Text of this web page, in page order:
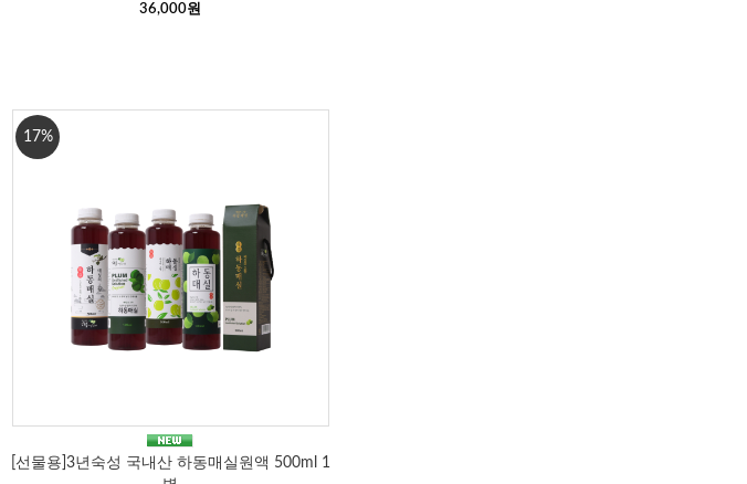
36,000원
[선물용]3년숙성 국내산 하동매실원액 500ml 1
17%